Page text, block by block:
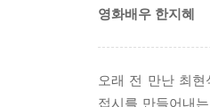
영화배우 한지혜
오래 전 만난 최
접시를 만들어내